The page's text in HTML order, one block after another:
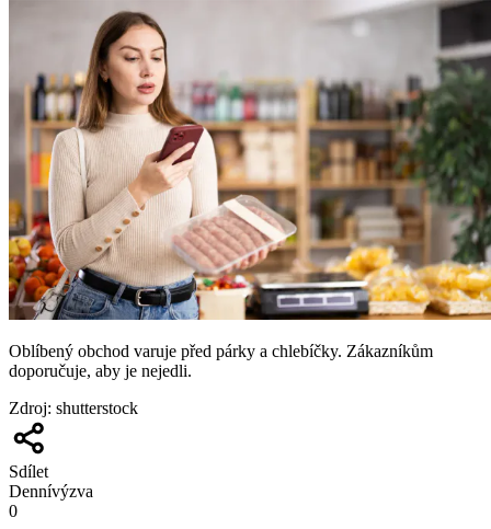
Oblíbený obchod varuje před párky a chlebíčky. Zákazníkům
doporučuje, aby je nejedli.
Zdroj: shutterstock
Sdílet
Dennívýzva
0